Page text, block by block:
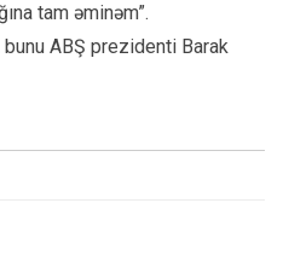
tam əminəm”.
ABŞ prezidenti Barak